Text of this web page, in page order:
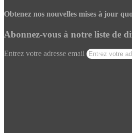
Obtenez nos nouvelles mises à jour
Abonnez-vous à notre liste de
Entrez votre adresse email